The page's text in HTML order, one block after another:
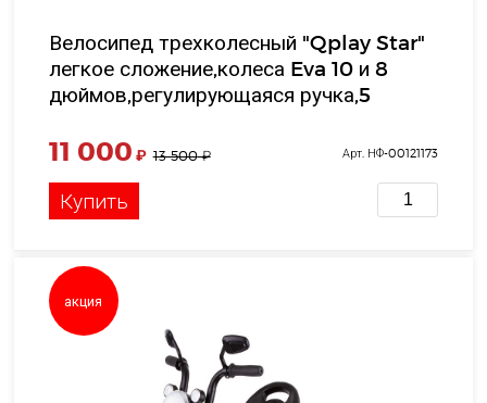
Велосипед трехколесный "Qplay Star"
легкое сложение,колеса Eva 10 и 8
дюймов,регулирующаяся ручка,5
к 32*58*42см
11 000 ₽ 13 500₽ Арт. НФ-00121173
Купить
акция